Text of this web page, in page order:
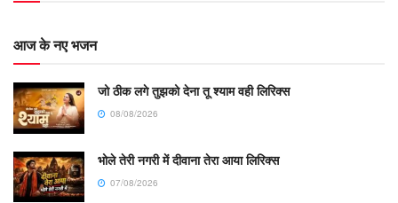
आज के नए भजन
जो ठीक लगे तुझको देना तू श्याम वही लिरिक्स
08/08/2026
भोले तेरी नगरी में दीवाना तेरा आया लिरिक्स
07/08/2026